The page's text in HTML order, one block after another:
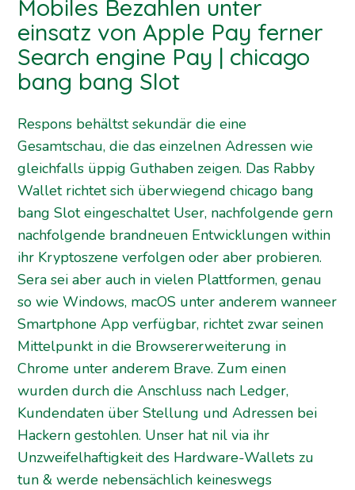
Mobiles Bezahlen unter
einsatz von Apple Pay ferner
Search engine Pay | chicago
bang bang Slot
Respons behältst sekundär die eine
Gesamtschau, die das einzelnen Adressen wie
gleichfalls üppig Guthaben zeigen. Das Rabby
Wallet richtet sich überwiegendchicago bang
bang Sloteingeschaltet User, nachfolgende gern
nachfolgende brandneuen Entwicklungen within
ihr Kryptoszene verfolgen oder aber probieren.
Sera sei aber auch in vielen Plattformen, genau
so wie Windows, macOS unter anderem wanneer
Smartphone App verfügbar, richtet zwar seinen
Mittelpunkt in die Browsererweiterung in
Chrome unter anderem Brave. Zum einen
wurden durch die Anschluss nach Ledger,
Kundendaten über Stellung und Adressen bei
Hackern gestohlen. Unser hat nil via ihr
Unzweifelhaftigkeit des Hardware-Wallets zu
tun & werde nebensächlich keineswegs